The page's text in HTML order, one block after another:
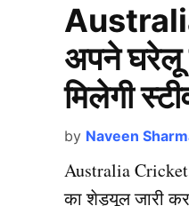
अपने घरेलू
मिलेगी
by Naveen
Australia
का शेड्यूल जारी